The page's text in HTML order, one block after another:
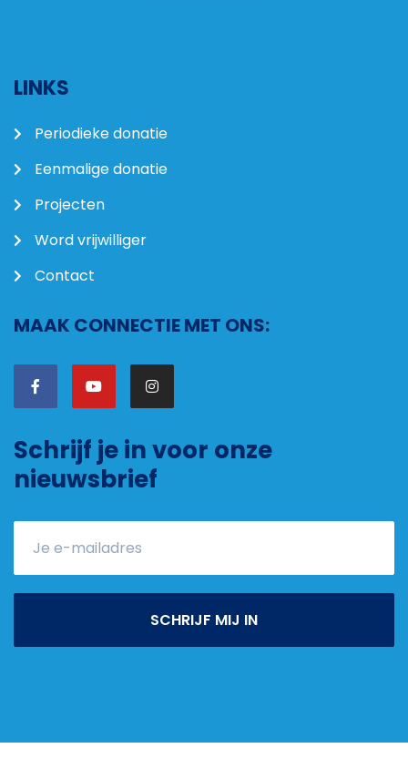
LINKS
Periodieke donatie
Eenmalige donatie
Projecten
Word vrijwilliger
Contact
MAAK CONNECTIE MET ONS:
Schrijf je in voor onze
nieuwsbrief
SCHRIJF MIJ IN